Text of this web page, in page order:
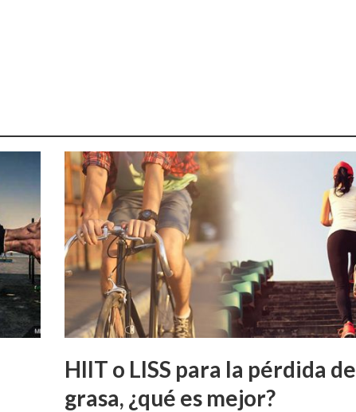
HIIT o LISS para la pérdida de
grasa, ¿qué es mejor?